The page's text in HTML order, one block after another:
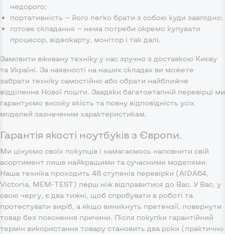
недорого;
портативність — його легко брати з собою куди завгодно;
готове складання — нема потреби окремо купувати
процесор, відеокарту, монітор і так далі.
Замовити вживану техніку у нас зручно з доставкою Києву
та Україні. За наявності на наших складах ви можете
забрати техніку самостійно або обрати найближче
відділення Нової пошти. Завдяки багатоетапній перевірці ми
гарантуємо високу якість та повну відповідність усіх
моделей зазначеним характеристикам.
Гарантія якості ноутбуків з Європи.
Ми цінуємо своїх покупців і намагаємось наповнити свій
асортимент лише найкращими та сучасними моделями.
Наша техніка проходить 48 ступенів перевірки (AIDA64,
Victoria, MEM-TEST) перш ніж відправитися до Вас. У Вас, у
свою чергу, є два тижні, щоб спробувати в роботі та
протестувати виріб, а якщо виникнуть претензії, повернути
товар без пояснення причини. Після покупки гарантійний
термін використання товару становить два роки (практично